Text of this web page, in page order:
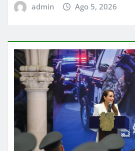
admin Ago 5, 2026